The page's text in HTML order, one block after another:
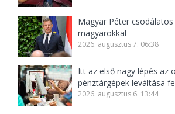
Magyar Péter
magyarokkal
2026. augusztus 7. 06:38
Itt az első nagy lépés az
pénztárgépek leváltása
2026. augusztus 6. 13:44